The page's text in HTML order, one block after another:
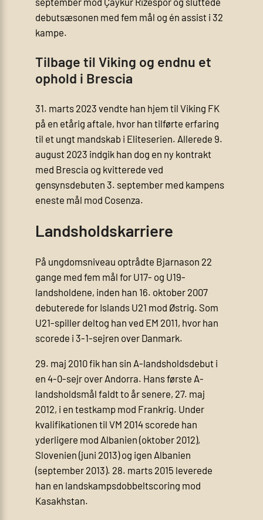
debutsæsonen med fem mål og én assist i 32
kampe.
Tilbage til Viking og endnu et
ophold i Brescia
31. marts 2023 vendte han hjem til Viking FK
på en etårig aftale, hvor han tilførte erfaring
til et ungt mandskab i Eliteserien. Allerede 9.
august 2023 indgik han dog en ny kontrakt
med Brescia og kvitterede ved
gensynsdebuten 3. september med kampens
eneste mål mod Cosenza.
Landsholdskarriere
På ungdomsniveau optrådte Bjarnason 22
gange med fem mål for U17- og U19-
landsholdene, inden han 16. oktober 2007
debuterede for Islands U21 mod Østrig. Som
U21-spiller deltog han ved EM 2011, hvor han
scorede i 3-1-sejren over Danmark.
29. maj 2010 fik han sin A-landsholdsdebut i
en 4-0-sejr over Andorra. Hans første A-
landsholdsmål faldt to år senere, 27. maj
2012, i en testkamp mod Frankrig. Under
kvalifikationen til VM 2014 scorede han
yderligere mod Albanien (oktober 2012),
Slovenien (juni 2013) og igen Albanien
(september 2013). 28. marts 2015 leverede
han en landskampsdobbeltscoring mod
Kasakhstan.